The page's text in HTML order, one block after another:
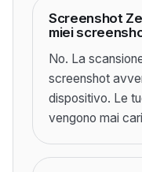
Screenshot
miei
No. La
screenshot
dispositivo. Le
vengono mai